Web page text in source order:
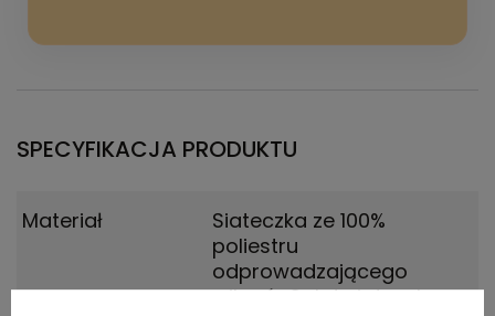
SPECYFIKACJA PRODUKTU
Materiał
Siateczka ze 100%
poliestru
odprowadzającego
wilgoć.,Splot siateczkowy